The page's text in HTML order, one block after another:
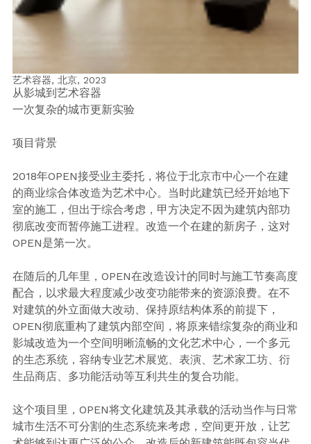
艺术容器, 北京, 2023
从影城到艺术容器
一次复杂的城市更新实验
项目背景
2018年OPEN接受业主委托，将位于北京市中心一个在建
的商业综合体改造为艺术中心。当时此建筑已经开始地下
室的施工，但出于综合考虑，甲方决定不因为建筑内部功
彻底改变而暂停施工进程。改造一个在建的新房子，这对
OPEN是第一次。
在随后的几年里，OPEN在改造设计的同时与施工节奏高度
配合，以求最大程度减少改变功能带来的资源浪费。在不
对建筑的外立面做大改动、保持原结构体系的前提下，
OPEN彻底重构了建筑内部空间，将原来错综复杂的商业和
影城改造为一个空间明晰流畅的文化艺术中心，一个多元
的生态系统，容纳专业艺术展览、表演、艺术家工坊、衍
生品商店、多功能活动等互利共生的复合功能。
这个项目里，OPEN将文化建筑及其承载的活动当作与日常
城市生活不可分割的生态系统来考虑，空间更开放，让艺